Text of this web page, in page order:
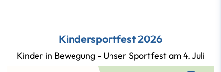
Kindersportfest 2026
Kinder in Bewegung - Unser Sportfest am 4. Juli